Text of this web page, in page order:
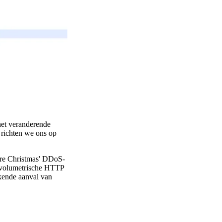
veranderende
we ons op
Christmas' DDoS-
HTTP
aanval van